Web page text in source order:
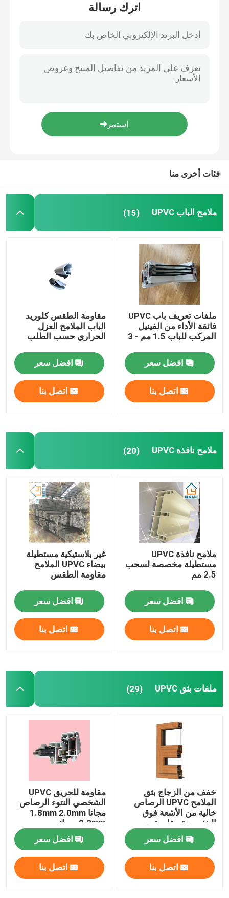
معلومات عنا
اتصل بنا
ملفات بثق UPVC
نافذة بابية UPVC
UPVC انزلاق النافذة
UPVC باب فرنسي
UPVC انزلاق الباب
أبواب الألمنيوم العازلة للحرارة
أجهزة النوافذ والأبواب
UPVC لمواد البناء
ملف رغوة UPVC
اترك رسالة
فئات أخرى منا
ملامح الباب UPVC (15)
ملفات تعريف باب UPVC
فائقة الأداء من الفينيل
المركب للباب 1.5 مم - 3
افضل سعر
اتصل بنا
مقاومة الطقس كلوريد
الباب الملامح العزل
الحراري حسب الطلب
افضل سعر
اتصل بنا
ملامح نافذة UPVC (20)
ملامح نافذة UPVC
مستطيلة مخصصة لسحب
2.5 مم
افضل سعر
اتصل بنا
غير بلاستيكية مستطيلة
بيضاء UPVC الملامح
مقاومة الطقس
افضل سعر
اتصل بنا
ملفات بثق UPVC (29)
خفف من الزجاج بثق
الملامح UPVC الرصاص
خالية من الأشعة فوق
البنفسجية مقاومة حسب
الطلب
افضل سعر
اتصل بنا
مقاومة للحريق UPVC
الشخصي النتوء الرصاص
مجانا 1.8mm 2.0mm
2.2mm سمك
افضل سعر
اتصل بنا